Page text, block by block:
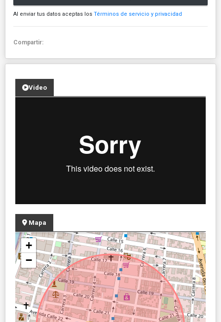
Al enviar tus datos aceptas los Términos de servicio y privacidad
Compartir:
Video
Mapa
+
−